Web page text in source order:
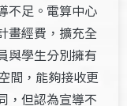
不足。電算中心
畫經費，擴充全
與學生分別擁有
間，能夠接收更
，但認為宣導不